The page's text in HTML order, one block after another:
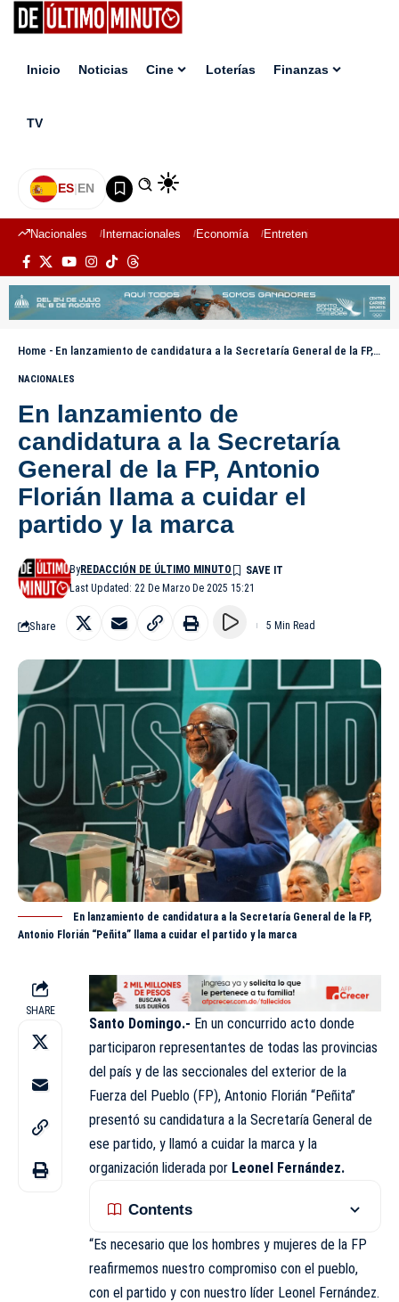
Inicio Noticias Cine Loterías Finanzas
TV
ES|EN
Nacionales Internacionales Economía Entretenimiento
Home - En lanzamiento de candidatura a la Secretaría General de la FP, Antonio Florián llama a cuidar el partido y la marca
NACIONALES
En lanzamiento de
candidatura a la Secretaría
General de la FP, Antonio
Florián llama a cuidar el
partido y la marca
Last Updated: 22 De Marzo De 2025 15:21
ByREDACCIÓN DE ÚLTIMO MINUTO
Share 5 Min Read
En lanzamiento de candidatura a la Secretaría General de la FP,
Antonio Florián “Peñita” llama a cuidar el partido y la marca
SHARE
Santo Domingo.- En un concurrido acto donde
participaron representantes de todas las provincias
del país y de las seccionales del exterior de la
Fuerza del Pueblo (FP), Antonio Florián “Peñita”
presentó su candidatura a la Secretaría General de
ese partido, y llamó a cuidar la marca y la
organización liderada por Leonel Fernández.
Contents
“Es necesario que los hombres y mujeres de la FP
reafirmemos nuestro compromiso con el pueblo,
con el partido y con nuestro líder Leonel Fernández.